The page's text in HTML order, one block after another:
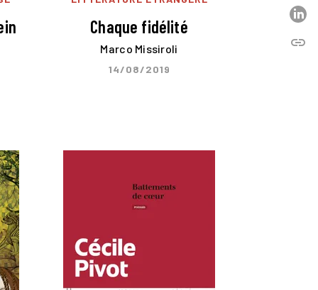
Chaque fidélité
Marco Missiroli
14/08/2019
link